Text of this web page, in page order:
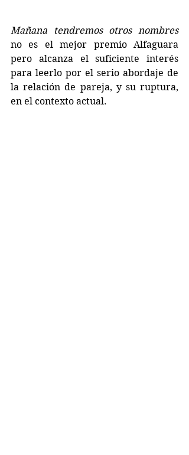
Mañana tendremos otros nombres
no es el mejor premio Alfaguara
pero alcanza el suficiente interés
para leerlo por el serio abordaje de
la relación de pareja, y su ruptura,
en el contexto actual.